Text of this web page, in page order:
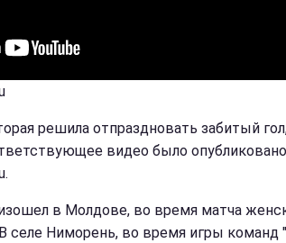
решила отпраздновать забитый
видео было
в Молдове, во время матча
селе Ниморень, во время игры команд